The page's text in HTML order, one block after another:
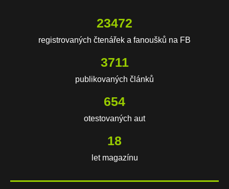
23472
registrovaných čtenářek a fanoušků na FB
3711
publikovaných článků
654
otestovaných aut
18
let magazínu